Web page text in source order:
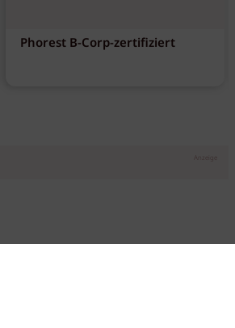
Phorest B-Corp-zertifiziert
Anzeige